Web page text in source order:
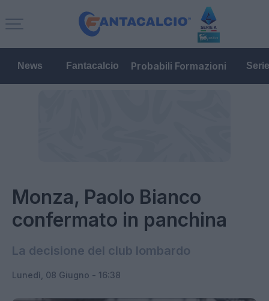
News Fantacalcio Probabili Formazioni
Monza, Paolo Bianco
confermato in panchina
La decisione del club lombardo
Lunedì, 08 Giugno - 16:38